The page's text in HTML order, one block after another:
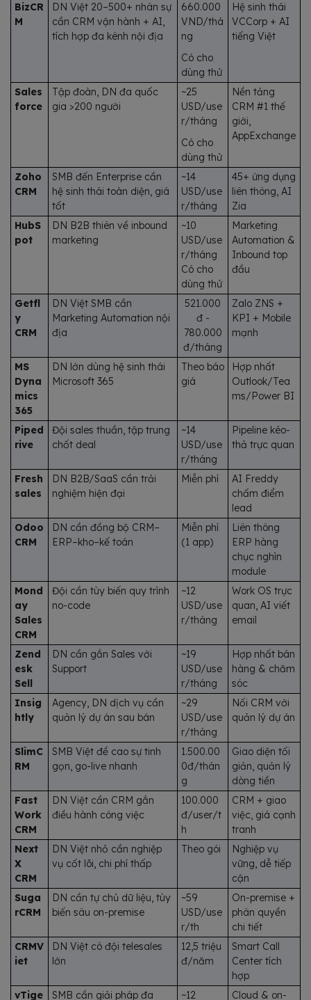
BizCR
M
DN Việt 20–500+ nhân sự
cần CRM vận hành + AI,
tích hợp đa kênh nội địa
660.000
VND/thá
ng
Có cho
dùng thử
Hệ sinh thái
VCCorp + AI
tiếng Việt
Sales
force
Tập đoàn, DN đa quốc
gia >200 người
~25
USD/use
r/tháng
Có cho
dùng thử
Nền tảng
CRM #1 thế
giới,
AppExchange
Zoho
CRM
SMB đến Enterprise cần
hệ sinh thái toàn diện, giá
tốt
~14
USD/use
r/tháng
45+ ứng dụng
liên thông, AI
Zia
HubS
pot
DN B2B thiên về inbound
marketing
~10
USD/use
r/tháng
Có cho
dùng thử
Marketing
Automation &
Inbound top
đầu
Getfl
y
CRM
DN Việt SMB cần
Marketing Automation nội
địa
521.000
đ -
780.000
đ/tháng
Zalo ZNS +
KPI + Mobile
mạnh
MS
Dyna
mics
365
DN lớn dùng hệ sinh thái
Microsoft 365
Theo báo
giá
Hợp nhất
Outlook/Tea
ms/Power BI
Piped
rive
Đội sales thuần, tập trung
chốt deal
~14
USD/use
r/tháng
Pipeline kéo-
thả trực quan
Fresh
sales
DN B2B/SaaS cần trải
nghiệm hiện đại
Miễn phí
AI Freddy
chấm điểm
lead
Odoo
CRM
DN cần đồng bộ CRM–
ERP–kho–kế toán
Miễn phí
(1 app)
Liên thông
ERP hàng
chục nghìn
module
Mond
ay
Sales
CRM
Đội cần tùy biến quy trình
no-code
~12
USD/use
r/tháng
Work OS trực
quan, AI viết
email
Zend
esk
Sell
DN cần gắn Sales với
Support
~19
USD/use
r/tháng
Hợp nhất bán
hàng & chăm
sóc
Insig
htly
Agency, DN dịch vụ cần
quản lý dự án sau bán
~29
USD/use
r/tháng
Nối CRM với
quản lý dự án
SlimC
RM
SMB Việt đề cao sự tinh
gọn, go-live nhanh
1.500.00
0đ/thán
g
Giao diện tối
giản, quản lý
dòng tiền
Fast
Work
CRM
DN Việt cần CRM gắn
điều hành công việc
100.000
đ/user/t
h
CRM + giao
việc, giá cạnh
tranh
Next
X
CRM
DN Việt nhỏ cần nghiệp
vụ cốt lõi, chi phí thấp
Theo gói
Nghiệp vụ
vững, dễ tiếp
cận
Suga
rCRM
DN cần tự chủ dữ liệu, tùy
biến sâu on-premise
~59
USD/use
r/th
On-premise +
phân quyền
chi tiết
CRMV
iet
DN Việt có đội telesales
lớn
12,5 triệu
đ/năm
Smart Call
Center tích
hợp
vTige
SMB cần giải pháp đa
~12
Cloud & on-